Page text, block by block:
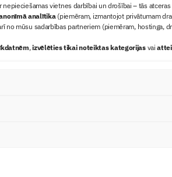
nepieciešamas vietnes darbībai un drošībai – tās
analītika(piemēram, izmantojot privātumam
no mūsu sadarbības partneriem (piemēram, hostinga,
,izvēlēties tikai noteiktas kategorijasvai